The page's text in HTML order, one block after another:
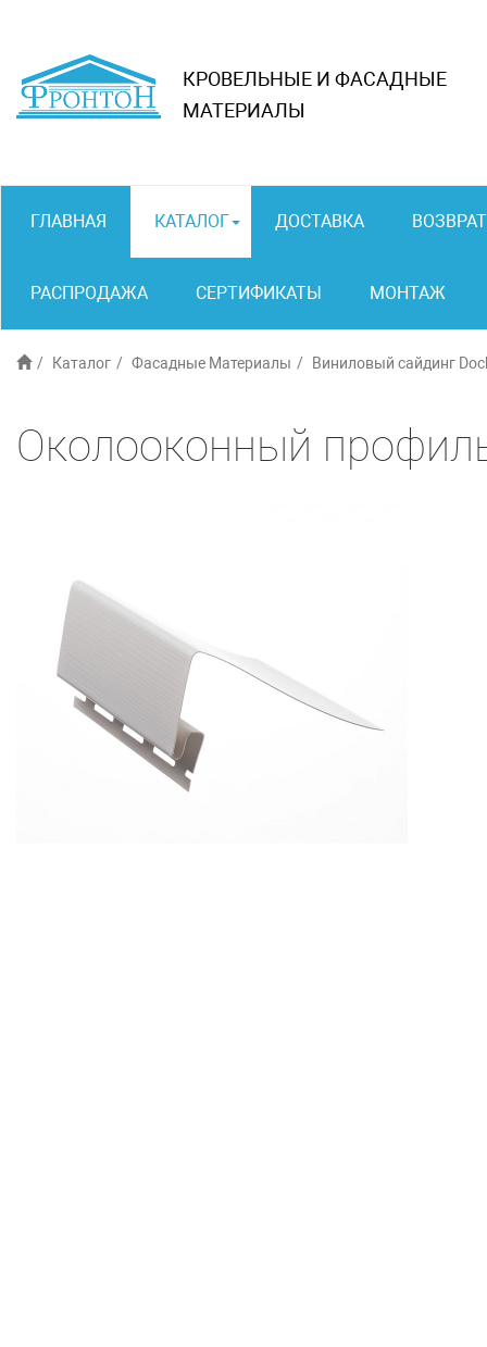
КРОВЕЛЬНЫЕ И ФАСАДНЫЕ
МАТЕРИАЛЫ
ГЛАВНАЯ КАТАЛОГ ДОСТАВКА ВОЗВРАТ
РАСПРОДАЖА СЕРТИФИКАТЫ МОНТАЖ
Каталог Фасадные Материалы Виниловый сайдинг
Околооконный